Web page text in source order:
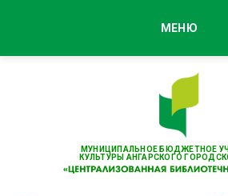
МУНИЦИПАЛЬНОЕ БЮДЖЕТНОЕ
КУЛЬТУРЫ АНГАРСКОГО
МЕНЮ